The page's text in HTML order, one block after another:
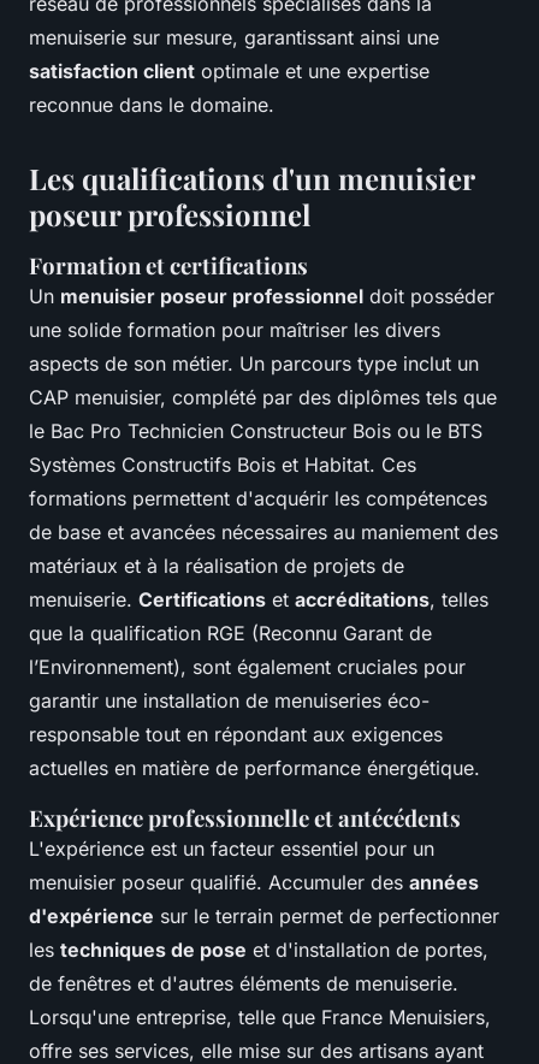
menuiserie sur mesure, garantissant ainsi une
satisfaction client optimale et une expertise
reconnue dans le domaine.
Les qualifications d'un menuisier
poseur professionnel
Formation et certifications
Un menuisier poseur professionnel doit posséder
une solide formation pour maîtriser les divers
aspects de son métier. Un parcours type inclut un
CAP menuisier, complété par des diplômes tels que
le Bac Pro Technicien Constructeur Bois ou le BTS
Systèmes Constructifs Bois et Habitat. Ces
formations permettent d'acquérir les compétences
de base et avancées nécessaires au maniement des
matériaux et à la réalisation de projets de
menuiserie. Certifications et accréditations, telles
que la qualification RGE (Reconnu Garant de
l’Environnement), sont également cruciales pour
garantir une installation de menuiseries éco-
responsable tout en répondant aux exigences
actuelles en matière de performance énergétique.
Expérience professionnelle et antécédents
L'expérience est un facteur essentiel pour un
menuisier poseur qualifié. Accumuler des années
d'expérience sur le terrain permet de perfectionner
les techniques de pose et d'installation de portes,
de fenêtres et d'autres éléments de menuiserie.
Lorsqu'une entreprise, telle que France Menuisiers,
offre ses services, elle mise sur des artisans ayant